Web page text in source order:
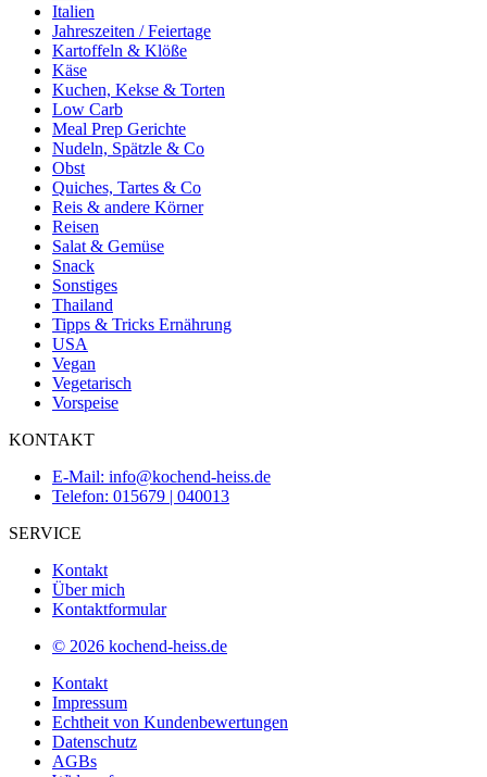
Italien
Jahreszeiten / Feiertage
Kartoffeln & Klöße
Käse
Kuchen, Kekse & Torten
Low Carb
Meal Prep Gerichte
Nudeln, Spätzle & Co
Obst
Quiches, Tartes & Co
Reis & andere Körner
Reisen
Salat & Gemüse
Snack
Sonstiges
Thailand
Tipps & Tricks Ernährung
USA
Vegan
Vegetarisch
Vorspeise
KONTAKT
E-Mail: info@kochend-heiss.de
Telefon: 015679 | 040013
SERVICE
Kontakt
Über mich
Kontaktformular
© 2026 kochend-heiss.de
Kontakt
Impressum
Echtheit von Kundenbewertungen
Datenschutz
AGBs